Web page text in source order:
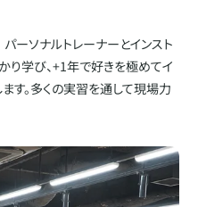
パーソナルトレーナーとインスト
り学び、+1年で好きを極めてイ
す。多くの実習を通して現場力